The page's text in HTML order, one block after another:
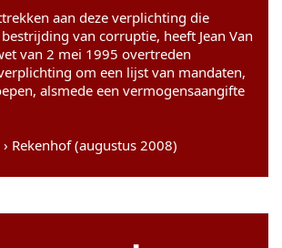
aan deze verplichting die
van corruptie, heeft Jean Van
van 2 mei 1995 overtreden
om een lijst van mandaten,
alsmede een vermogensaangifte
Rekenhof (augustus 2008)